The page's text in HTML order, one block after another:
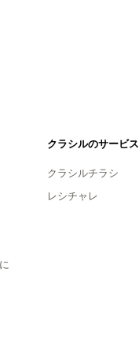
クラシルのサービス
クラシルチラシ
レシチャレ